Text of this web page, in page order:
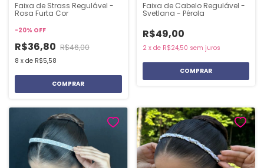
Faixa de Strass Regulável -
Rosa Furta Cor
-20% OFF
R$36,80 R$46,00
8 x de R$5,58
Faixa de Cabelo Regulável -
Svetlana - Pérola
R$49,00
2 x de R$24,50 sem juros